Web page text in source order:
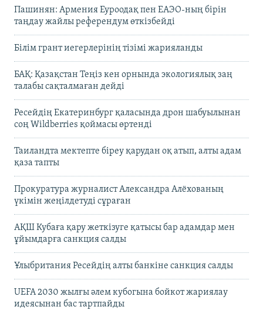
Пашинян: Армения Еуроодақ пен ЕАЭО-ның бірін
таңдау жайлы референдум өткізбейді
Білім грант иегерлерінің тізімі жарияланды
БАҚ: Қазақстан Теңіз кен орнында экологиялық заң
талабы сақталмаған дейді
Ресейдің Екатеринбург қаласында дрон шабуылынан
соң Wildberries қоймасы өртенді
Таиландта мектепте біреу қарудан оқ атып, алты адам
қаза тапты
Прокуратура журналист Александра Алёхованың
үкімін жеңілдетуді сұраған
АҚШ Кубаға қару жеткізуге қатысы бар адамдар мен
ұйымдарға санкция салды
Ұлыбритания Ресейдің алты банкіне санкция салды
UEFA 2030 жылғы әлем кубогына бойкот жариялау
идеясынан бас тартпайды